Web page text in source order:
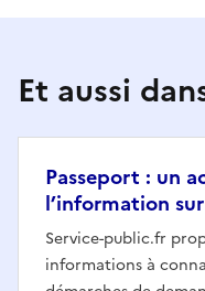
Et aussi
Passeport : un
l’information
Service-public.fr
informations à